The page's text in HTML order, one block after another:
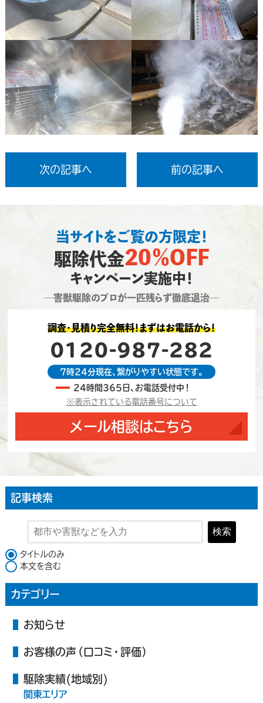
次の記事へ 前の記事へ
当サイトをご覧の方限定！
駆除代金20％OFF
キャンペーン実施中！
―害獣駆除のプロが一匹残らず徹底退治―
調査・見積り完全無料！まずはお電話から！
0120-987-282
7時24分現在、繋がりやすい状態です。
24時間365日、お電話受付中！
※表示されている電話番号について
メール相談はこちら
記事検索
検索
検索対象
タイトルのみ
本文を含む
カテゴリー
お知らせ
お客様の声（口コミ・評価）
駆除実績(地域別)
関東エリア